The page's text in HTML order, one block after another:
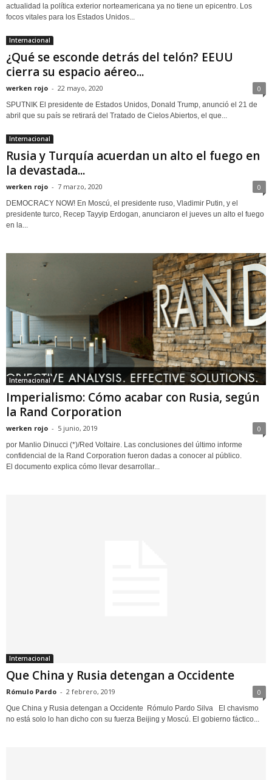
actualidad la política exterior norteamericana ya no tiene un epicentro. Los
focos vitales para los Estados Unidos...
Internacional
¿Qué se esconde detrás del telón? EEUU
cierra su espacio aéreo...
werken rojo - 22 mayo, 2020 0
SPUTNIK El presidente de Estados Unidos, Donald Trump, anunció el 21 de
abril que su país se retirará del Tratado de Cielos Abiertos, el que...
Internacional
Rusia y Turquía acuerdan un alto el fuego en
la devastada...
werken rojo - 7 marzo, 2020 0
DEMOCRACY NOW! En Moscú, el presidente ruso, Vladimir Putin, y el
presidente turco, Recep Tayyip Erdogan, anunciaron el jueves un alto el fuego
en la...
Internacional
Imperialismo: Cómo acabar con Rusia, según
la Rand Corporation
werken rojo - 5 junio, 2019 0
por Manlio Dinucci (*)/Red Voltaire. Las conclusiones del último informe
confidencial de la Rand Corporation fueron dadas ‎a conocer al público.
El documento explica cómo llevar desarrollar...
Internacional
Que China y Rusia detengan a Occidente
Rómulo Pardo - 2 febrero, 2019 0
Que China y Rusia detengan a Occidente Rómulo Pardo Silva El chavismo
no está solo lo han dicho con su fuerza Beijing y Moscú. El gobierno fáctico...